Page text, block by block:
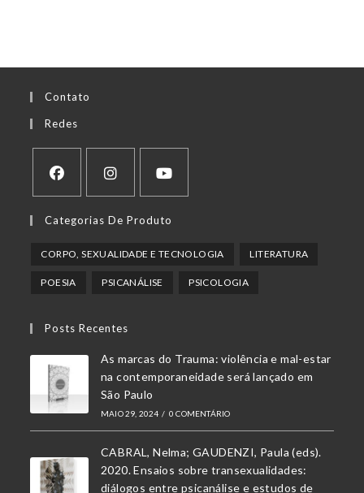
Contato
Redes
em
aba
em
aba
em
aba
Categorias De Produto
CORPO, SEXUALIDADE E TECNOLOGIA LITERATURA
POESIA PSICANÁLISE PSICOLOGIA
Posts Recentes
As marcas do Trauma: violência e mal-estar
na contemporaneidade será lançado em
São Paulo
MAIO 29, 2024 / 0 COMENTÁRIO
CABRAL, Nelma; GAUDENZI, Paula (eds).
2020. Ensaios sobre transexualidades:
diálogos entre psicanálise e estudos de